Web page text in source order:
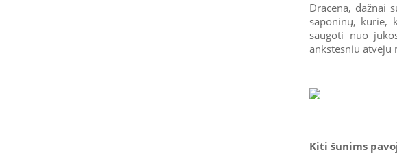
Dracena, dažnai
saponinų, kurie,
saugoti nuo
ankstesniu atveju
Kiti šunims